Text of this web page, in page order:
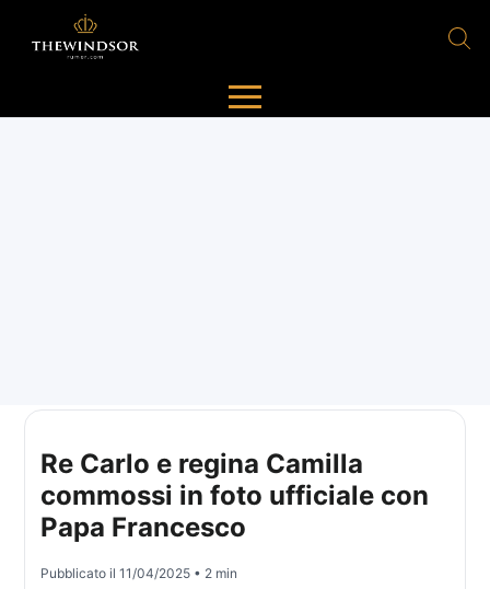
Re Carlo e regina Camilla
commossi in foto ufficiale con
Papa Francesco
Pubblicato il11/04/2025 • 2 min